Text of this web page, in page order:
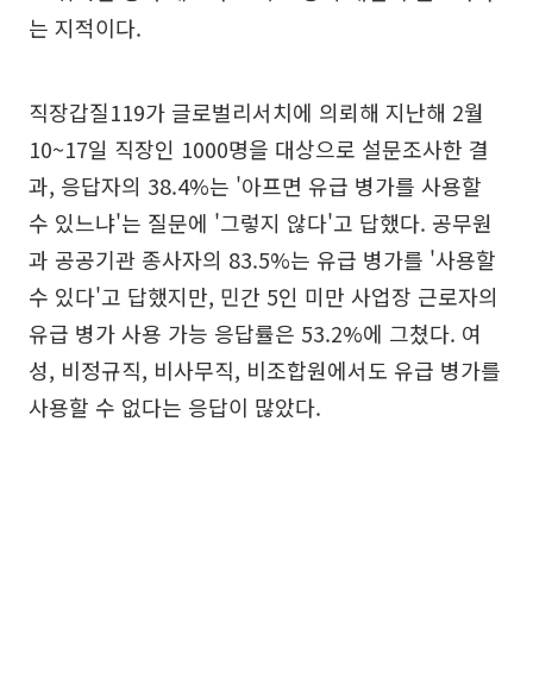
는 지적이다.
직장갑질119가 글로벌리서치에 의뢰해 지난해 2월
10~17일 직장인 1000명을 대상으로 설문조사한 결
과, 응답자의 38.4%는 '아프면 유급 병가를 사용할
수 있느냐'는 질문에 '그렇지 않다'고 답했다. 공무원
과 공공기관 종사자의 83.5%는 유급 병가를 '사용할
수 있다'고 답했지만, 민간 5인 미만 사업장 근로자의
유급 병가 사용 가능 응답률은 53.2%에 그쳤다. 여
성, 비정규직, 비사무직, 비조합원에서도 유급 병가를
사용할 수 없다는 응답이 많았다.